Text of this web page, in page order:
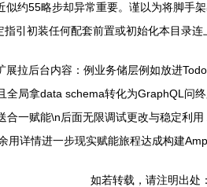
约55略步却异常重要。谨以为将脚
指引初装任何配套前置或初始化本目录
拉后台内容：例业务储层例如放进
全局拿data schema转化为GraphQL
一赋能\n后面无限调试更改与稳定利
用详情进一步现实赋能旅程达成构建
如若转载，请注明出处